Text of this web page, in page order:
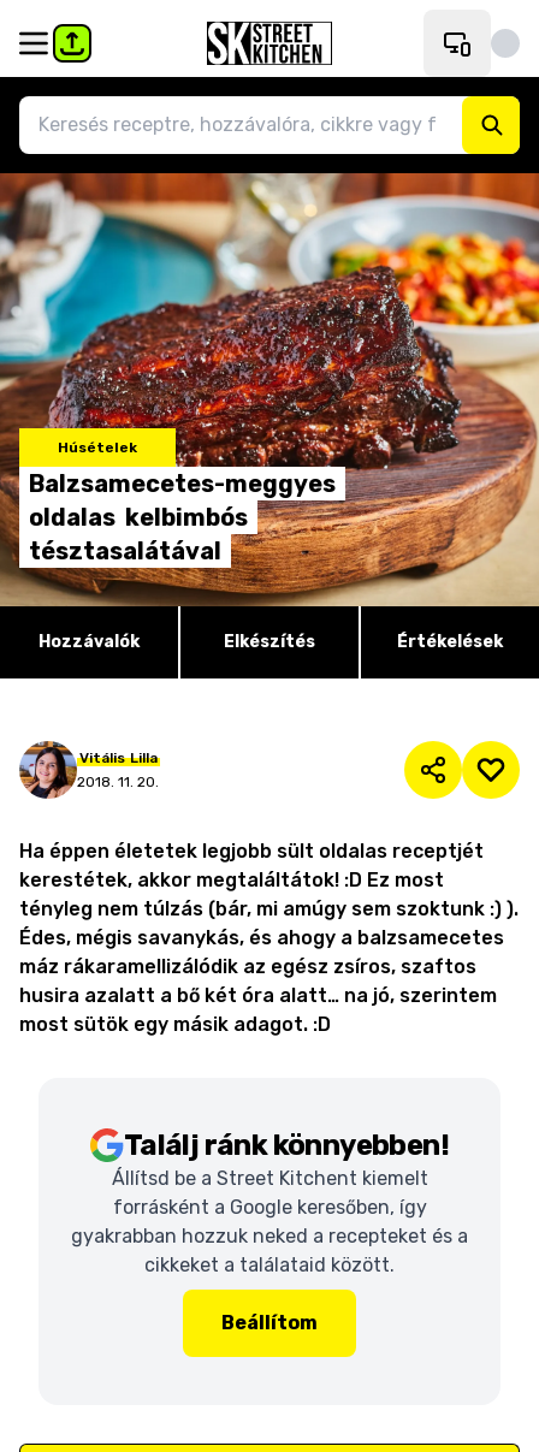
Húsételek
Balzsamecetes-meggyes
oldalas kelbimbós
tésztasalátával
Hozzávalók Elkészítés Értékelések
Vitális Lilla
2018. 11. 20.
Ha éppen életetek legjobb sült oldalas receptjét
kerestétek, akkor megtaláltátok! :D Ez most
tényleg nem túlzás (bár, mi amúgy sem szoktunk :) ).
Édes, mégis savanykás, és ahogy a balzsamecetes
máz rákaramellizálódik az egész zsíros, szaftos
husira azalatt a bő két óra alatt… na jó, szerintem
most sütök egy másik adagot. :D
Találj ránk könnyebben!
Állítsd be a Street Kitchent kiemelt
forrásként a Google keresőben, így
gyakrabban hozzuk neked a recepteket és a
cikkeket a találataid között.
Beállítom